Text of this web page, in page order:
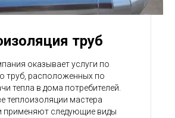
труб
оказывает услуги по
труб, расположенных по
тепла в дома потребителей.
теплоизоляции мастера
применяют следующие виды